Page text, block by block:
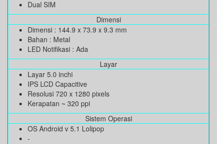
Dual SIM
Dimensi
Dimensi : 144.9 x 73.9 x 9.3 mm
Bahan : Metal
LED Notifikasi : Ada
Layar
Layar 5.0 inchi
IPS LCD Capacitive
Resolusi 720 x 1280 pixels
Kerapatan ~ 320 ppi
Sistem Operasi
OS Android v 5.1 Lolipop
-